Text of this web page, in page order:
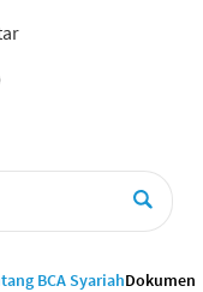
BCA SyariahDokumen